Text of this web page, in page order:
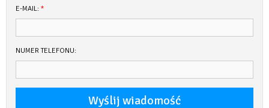
E-MAIL: *
NUMER TELEFONU: